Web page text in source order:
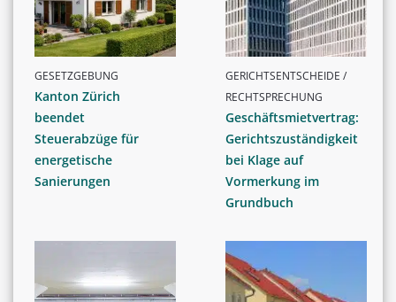
GESETZGEBUNG
Kanton Zürich
beendet
Steuerabzüge für
energetische
Sanierungen
GERICHTSENTSCHEIDE /
RECHTSPRECHUNG
Geschäftsmietvertrag:
Gerichtszuständigkeit
bei Klage auf
Vormerkung im
Grundbuch